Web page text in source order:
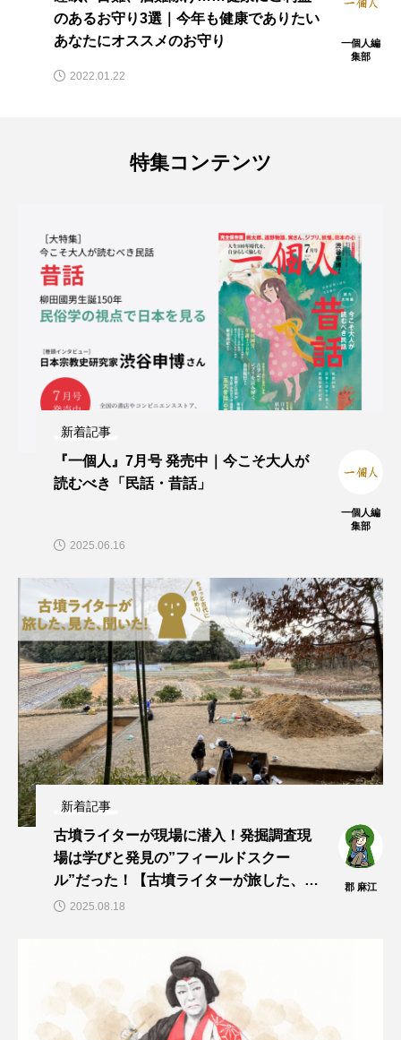
のあるお守り3選｜今年も健康でありたい
あなたにオススメのお守り
一個人編
集部
2022.01.22
特集コンテンツ
新着記事
『一個人』7月号 発売中｜今こそ大人が
読むべき「民話・昔話」
一個人編
集部
2025.06.16
新着記事
古墳ライターが現場に潜入！発掘調査現
場は学びと発見の”フィールドスクー
ル”だった！【古墳ライターが旅した、見
た、聞いた！vol.13】
郡 麻江
2025.08.18